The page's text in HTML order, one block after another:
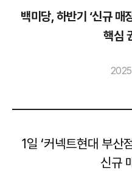
백미당, 하반기 ‘신규 매
핵심
1일 ‘커넥트현대 부산
신규